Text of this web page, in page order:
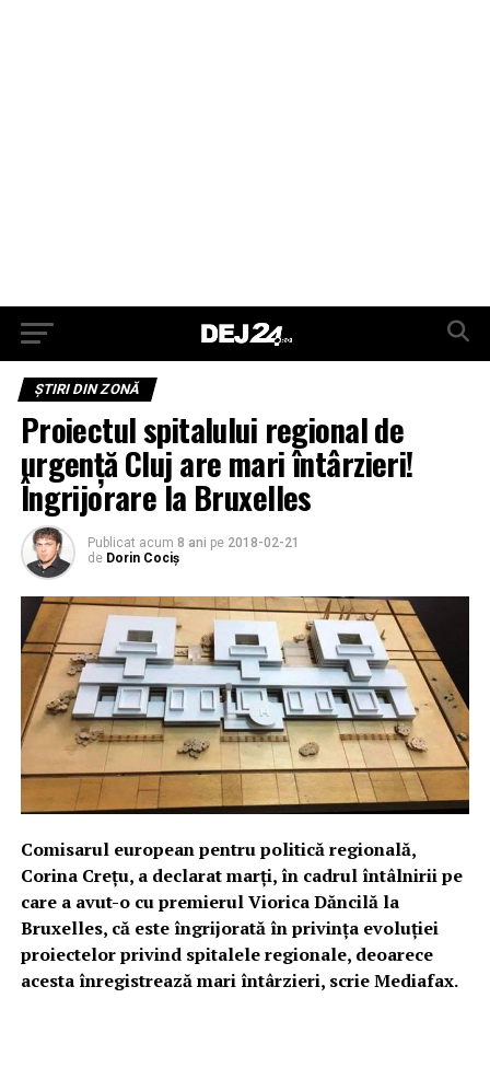
ŞTIRI DIN ZONĂ
Proiectul spitalului regional de
urgență Cluj are mari întârzieri!
Îngrijorare la Bruxelles
Publicat acum 8 ani pe 2018-02-21
de Dorin Cociș
Comisarul european pentru politică regională,
Corina Creţu, a declarat marţi, în cadrul întâlnirii pe
care a avut-o cu premierul Viorica Dăncilă la
Bruxelles, că este îngrijorată în privinţa evoluţiei
proiectelor privind spitalele regionale, deoarece
acesta înregistrează mari întârzieri, scrie Mediafax.